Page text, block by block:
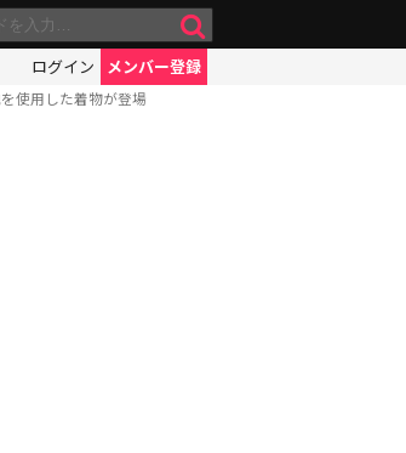
ログイン メンバー登録
使用した着物が登場